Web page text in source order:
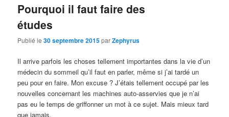
Pourquoi il faut faire des
études
Publié le30 septembre 2015parZephyrus
Il arrive parfois les choses tellement importantes dans la vie d’un
médecin du sommeil qu’il faut en parler, même si j’ai tardé un
peu pour en faire. Mon excuse ? J’étais tellement occupé par les
nouvelles concernant les machines auto-asservies que je n’ai
pas eu le temps de griffonner un mot à ce sujet. Mais mieux tard
que jamais.